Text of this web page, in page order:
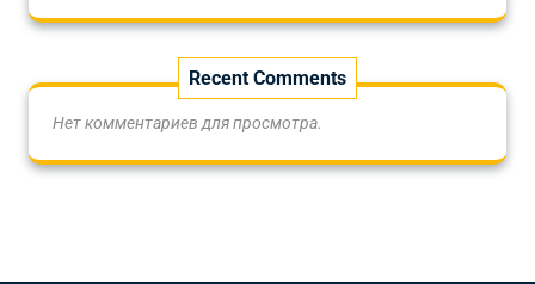
Recent Comments
Нет комментариев для просмотра.